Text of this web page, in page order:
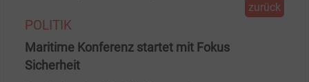
zurück
POLITIK
Maritime Konferenz startet mit Fokus
Sicherheit